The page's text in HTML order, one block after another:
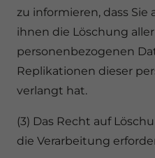
zu informieren, dass Sie
ihnen die Löschung
personenbezogenen
Replikationen dieser
verlangt hat.
(3) Das Recht auf
die Verarbeitung